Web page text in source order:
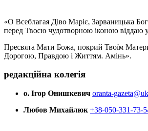
«О Всеблагая Діво Маріє, Зарваницька
перед Твоєю чудотворною іконою віддаю
Пресвята Мати Божа, покрий Твоїм
Дорогою, Правдою і Життям. Амінь».
редакційна колегія
о. Ігор Онишкевич oranta-
Любов Михайлюк +38-050-331-73-